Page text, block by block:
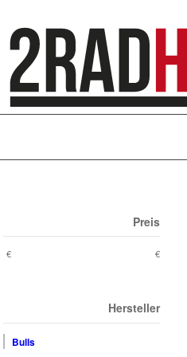
Preis
€ €
Hersteller
Bulls